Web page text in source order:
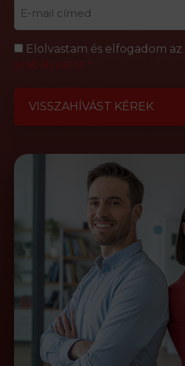
Adatvédelem
*
Elolvastam és elfogadom az
szabályzatot.